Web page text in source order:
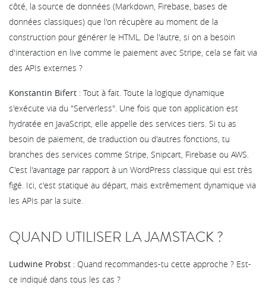
côté, la source de données (Markdown, Firebase, bases de
données classiques) que l'on récupère au moment de la
construction pour générer le HTML. De l'autre, si on a besoin
d'interaction en live comme le paiement avec Stripe, cela se fait via
des APIs externes ?
Konstantin Bifert : Tout à fait. Toute la logique dynamique
s'exécute via du "Serverless". Une fois que ton application est
hydratée en JavaScript, elle appelle des services tiers. Si tu as
besoin de paiement, de traduction ou d'autres fonctions, tu
branches des services comme Stripe, Snipcart, Firebase ou AWS.
C'est l'avantage par rapport à un WordPress classique qui est très
figé. Ici, c'est statique au départ, mais extrêmement dynamique via
les APIs par la suite.
QUAND UTILISER LA JAMSTACK ?
Ludwine Probst : Quand recommandes-tu cette approche ? Est-
ce indiqué dans tous les cas ?